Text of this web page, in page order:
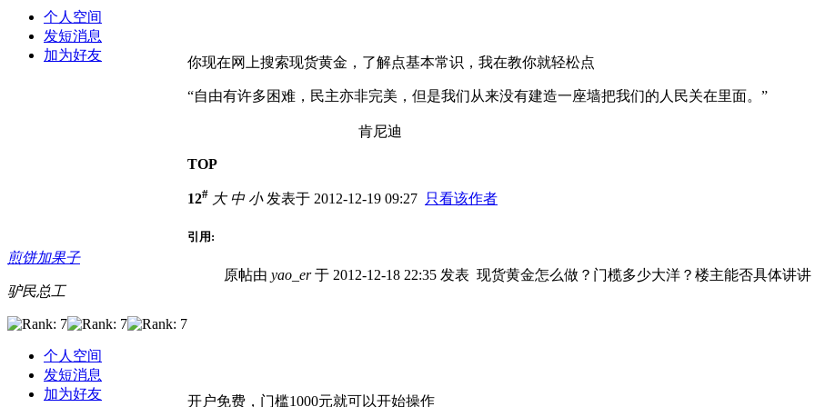
个人空间
发短消息
加为好友
你现在网上搜索现货黄金，了解点基本常识，我在教你就轻松点
“自由有许多困难，民主亦非完美，但是我们从来没有建造一座墙把我们的人民关在里面。”
肯尼迪
TOP
煎饼加果子
驴民总工
个人空间
发短消息
加为好友
12# 大 中 小发表于 2012-12-19 09:27 只看该作者
引用:
原帖由 yao_er于 2012-12-18 22:35 发表 现货黄金怎么做？门榄多少大洋？楼主能否具体讲讲
开户免费，门槛1000元就可以开始操作